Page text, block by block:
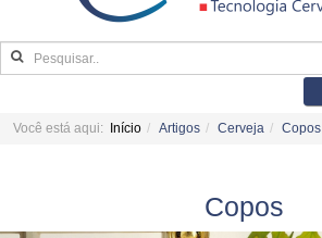
Você está aqui: Início Artigos Cerveja Copos
Copos